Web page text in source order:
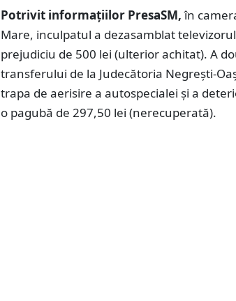
Potrivit informațiilor PresaSM,în
Mare, inculpatul a dezasamblat
prejudiciu de 500 lei (ulterior achitat). A
transferului de la Judecătoria Negrești-
trapa de aerisire a autospecialei și a
o pagubă de 297,50 lei (nerecuperată).